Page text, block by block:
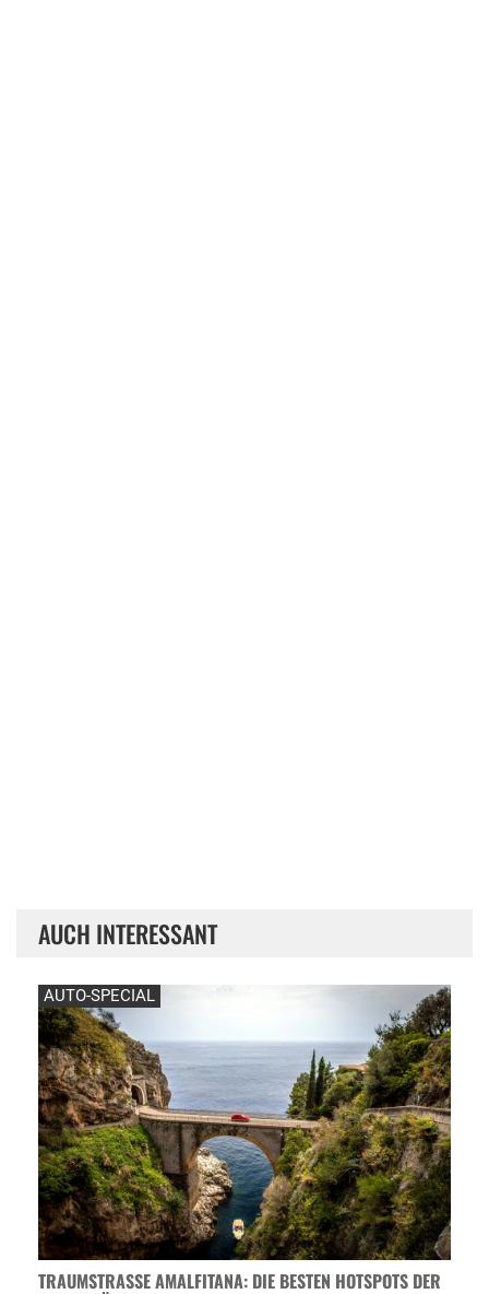
AUCH INTERESSANT
AUTO-SPECIAL
TRAUMSTRASSE AMALFITANA: DIE BESTEN HOTSPOTS DER A